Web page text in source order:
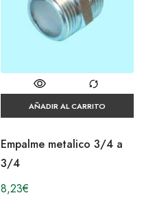
AÑADIR AL CARRITO
Empalme metalico 3/4 a
3/4
8,23€